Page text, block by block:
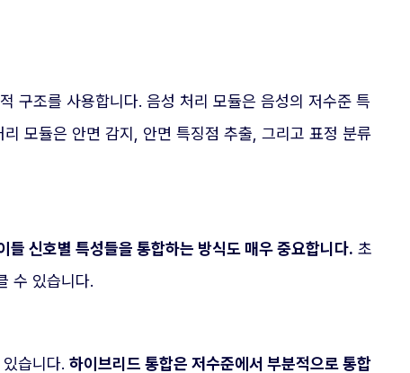
구조를 사용합니다. 음성 처리 모듈은 음성의 저수준 특
모듈은 안면 감지, 안면 특징점 추출, 그리고 표정 분류
신호별 특성들을 통합하는 방식도 매우 중요합니다. 초
수 있습니다.
습니다. 하이브리드 통합은 저수준에서 부분적으로 통합